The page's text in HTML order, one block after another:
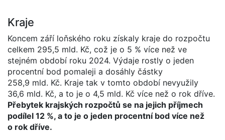
Kraje
Koncem září loňského roku získaly kraje do rozpočtu
celkem 295,5 mld. Kč, což je o 5 % více než ve
stejném období roku 2024. Výdaje rostly o jeden
procentní bod pomaleji a dosáhly částky
258,9 mld. Kč. Kraje tak v tomto období nevyužily
36,6 mld. Kč, a to je o 4,5 mld. Kč více než o rok dříve.
Přebytek krajských rozpočtů se na jejich příjmech
podílel 12 %, a to je o jeden procentní bod více než
o rok dříve.